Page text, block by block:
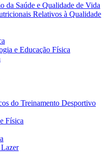
da Saúde e Qualidade de Vida
Relativos à Qualidade
e Educação Física
do Treinamento Desportivo
Física